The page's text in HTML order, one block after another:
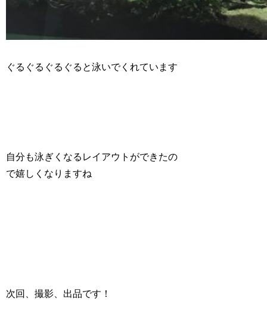
ぐるぐるぐるぐると泳いでくれています
自分も泳ぎくなるレイアウトができたの
で嬉しくなりますね
次回、撮影、出品です！